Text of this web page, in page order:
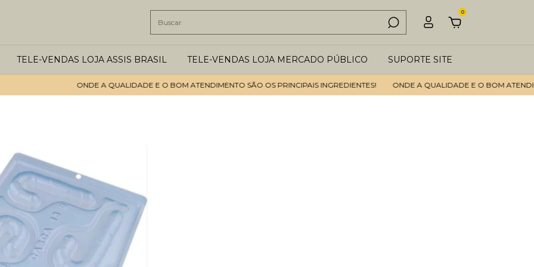
0
TELE-VENDAS LOJA ASSIS BRASIL TELE-VENDAS LOJA MERCADO PÚBLICO SUPORTE SITE
ONDE A QUALIDADE E O BOM ATENDIMENTO SÃO OS PRINCIPAIS INGREDIENTES! ONDE A QUALIDADE E O BOM